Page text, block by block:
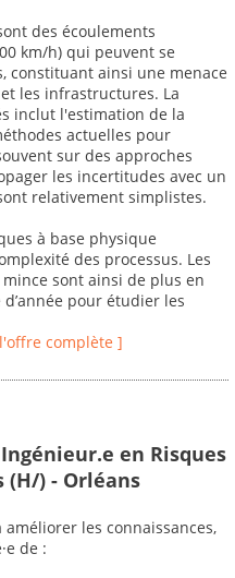
des écoulements
km/h) qui peuvent se
constituant ainsi une menace
les infrastructures. La
inclut l'estimation de la
actuelles pour
sur des approches
les incertitudes avec un
relativement simplistes.
à base physique
des processus. Les
sont ainsi de plus en
pour étudier les
complète ]
en Risques
(H/) - Orléans
les connaissances,
de :